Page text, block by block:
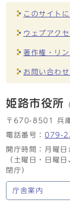
このサイト
ウェブアク
著作権・リ
お問い合わ
姫路市役所
〒670-8501 兵
電話番号： 079-
開庁時間：月曜
（土曜日・日曜
閉庁）
庁舎案内